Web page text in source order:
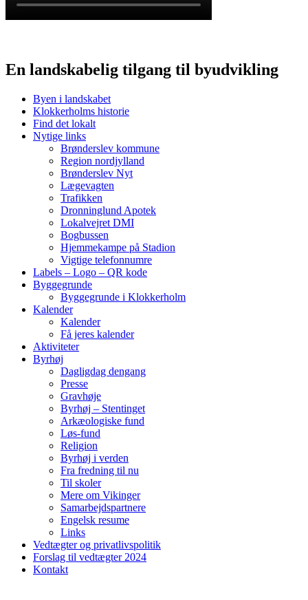
En landskabelig tilgang til byudvikling
Byen i landskabet
Klokkerholms historie
Find det lokalt
Nytige links
Brønderslev kommune
Region nordjylland
Brønderslev Nyt
Lægevagten
Trafikken
Dronninglund Apotek
Lokalvejret DMI
Bogbussen
Hjemmekampe på Stadion
Vigtige telefonnumre
Labels – Logo – QR kode
Byggegrunde
Byggegrunde i Klokkerholm
Kalender
Kalender
Få jeres kalender
Aktiviteter
Byrhøj
Dagligdag dengang
Presse
Gravhøje
Byrhøj – Stentinget
Arkæologiske fund
Løs-fund
Religion
Byrhøj i verden
Fra fredning til nu
Til skoler
Mere om Vikinger
Samarbejdspartnere
Engelsk resume
Links
Vedtægter og privatlivspolitik
Forslag til vedtægter 2024
Kontakt